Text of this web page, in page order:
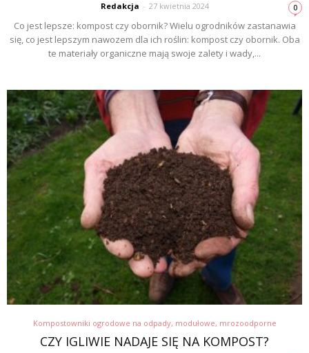
Redakcja - 27 kwietnia 2024 0
Co jest lepsze: kompost czy obornik? Wielu ogrodników zastanawia
się, co jest lepszym nawozem dla ich roślin: kompost czy obornik. Oba
te materiały organiczne mają swoje zalety i wady,...
Kompostowniki ogrodowe na odpady, modułowe, mrozoodporne
CZY IGLIWIE NADAJE SIĘ NA KOMPOST?